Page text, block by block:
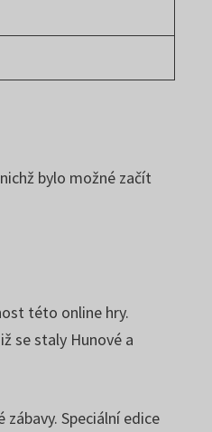
bylo možné začít
této online hry.
se staly Hunové a
Speciální edice